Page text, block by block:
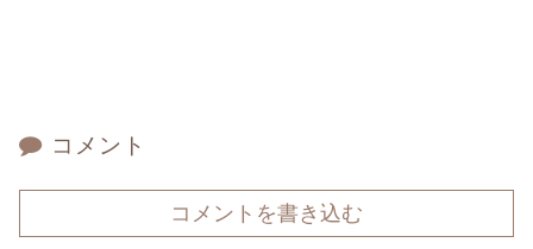
コメント
コメントを書き込む